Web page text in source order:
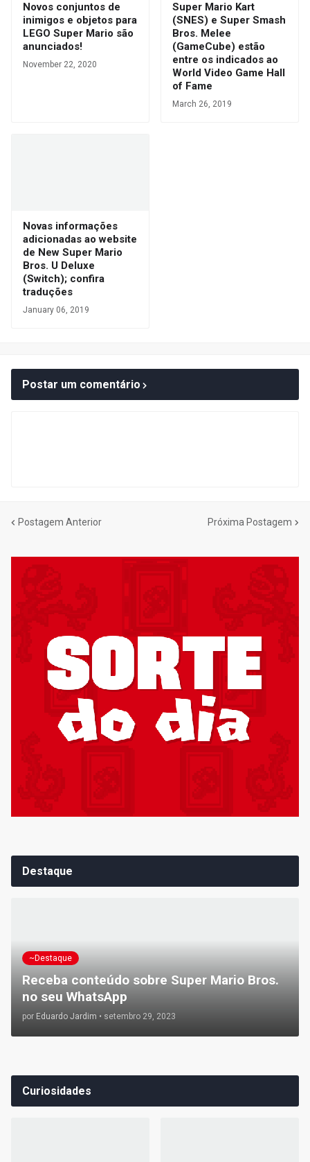
Novos conjuntos de
inimigos e objetos para
LEGO Super Mario são
anunciados!
November 22, 2020
Super Mario Kart
(SNES) e Super Smash
Bros. Melee
(GameCube) estão
entre os indicados ao
World Video Game Hall
of Fame
March 26, 2019
Novas informações
adicionadas ao website
de New Super Mario
Bros. U Deluxe
(Switch); confira
traduções
January 06, 2019
Postar um comentário
Postagem Anterior Próxima Postagem
Destaque
~Destaque
Receba conteúdo sobre Super Mario Bros.
no seu WhatsApp
por Eduardo Jardim • setembro 29, 2023
Curiosidades